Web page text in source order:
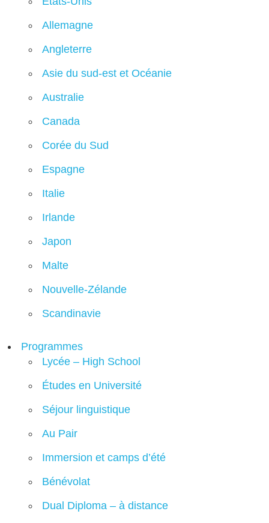
Allemagne
Angleterre
Asie du sud-est et Océanie
Australie
Canada
Corée du Sud
Espagne
Italie
Irlande
Japon
Malte
Nouvelle-Zélande
Scandinavie
Programmes
Lycée – High School
Études en Université
Séjour linguistique
Au Pair
Immersion et camps d’été
Bénévolat
Dual Diploma – à distance